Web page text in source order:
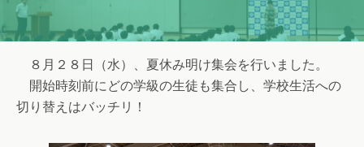
８月２８日（水）、夏休み明け集会を行いました。
開始時刻前にどの学級の生徒も集合し、学校生活への
切り替えはバッチリ！